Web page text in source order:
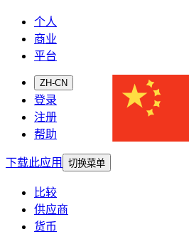
个人
商业
平台
ZH-CN
登录
注册
帮助
下载此应用
切换菜单
比较
供应商
货币